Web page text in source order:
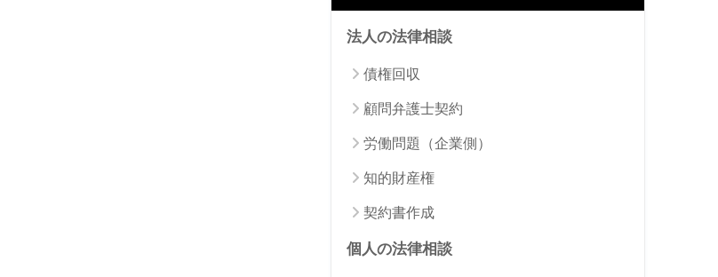
法人の法律相談
債権回収
顧問弁護士契約
労働問題（企業側）
知的財産権
契約書作成
個人の法律相談